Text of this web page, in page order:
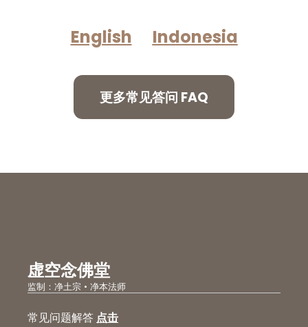
English Indonesia
更多常见答问 FAQ
虚空念佛堂
监制：净土宗 • 净本法师
常见问题解答 点击